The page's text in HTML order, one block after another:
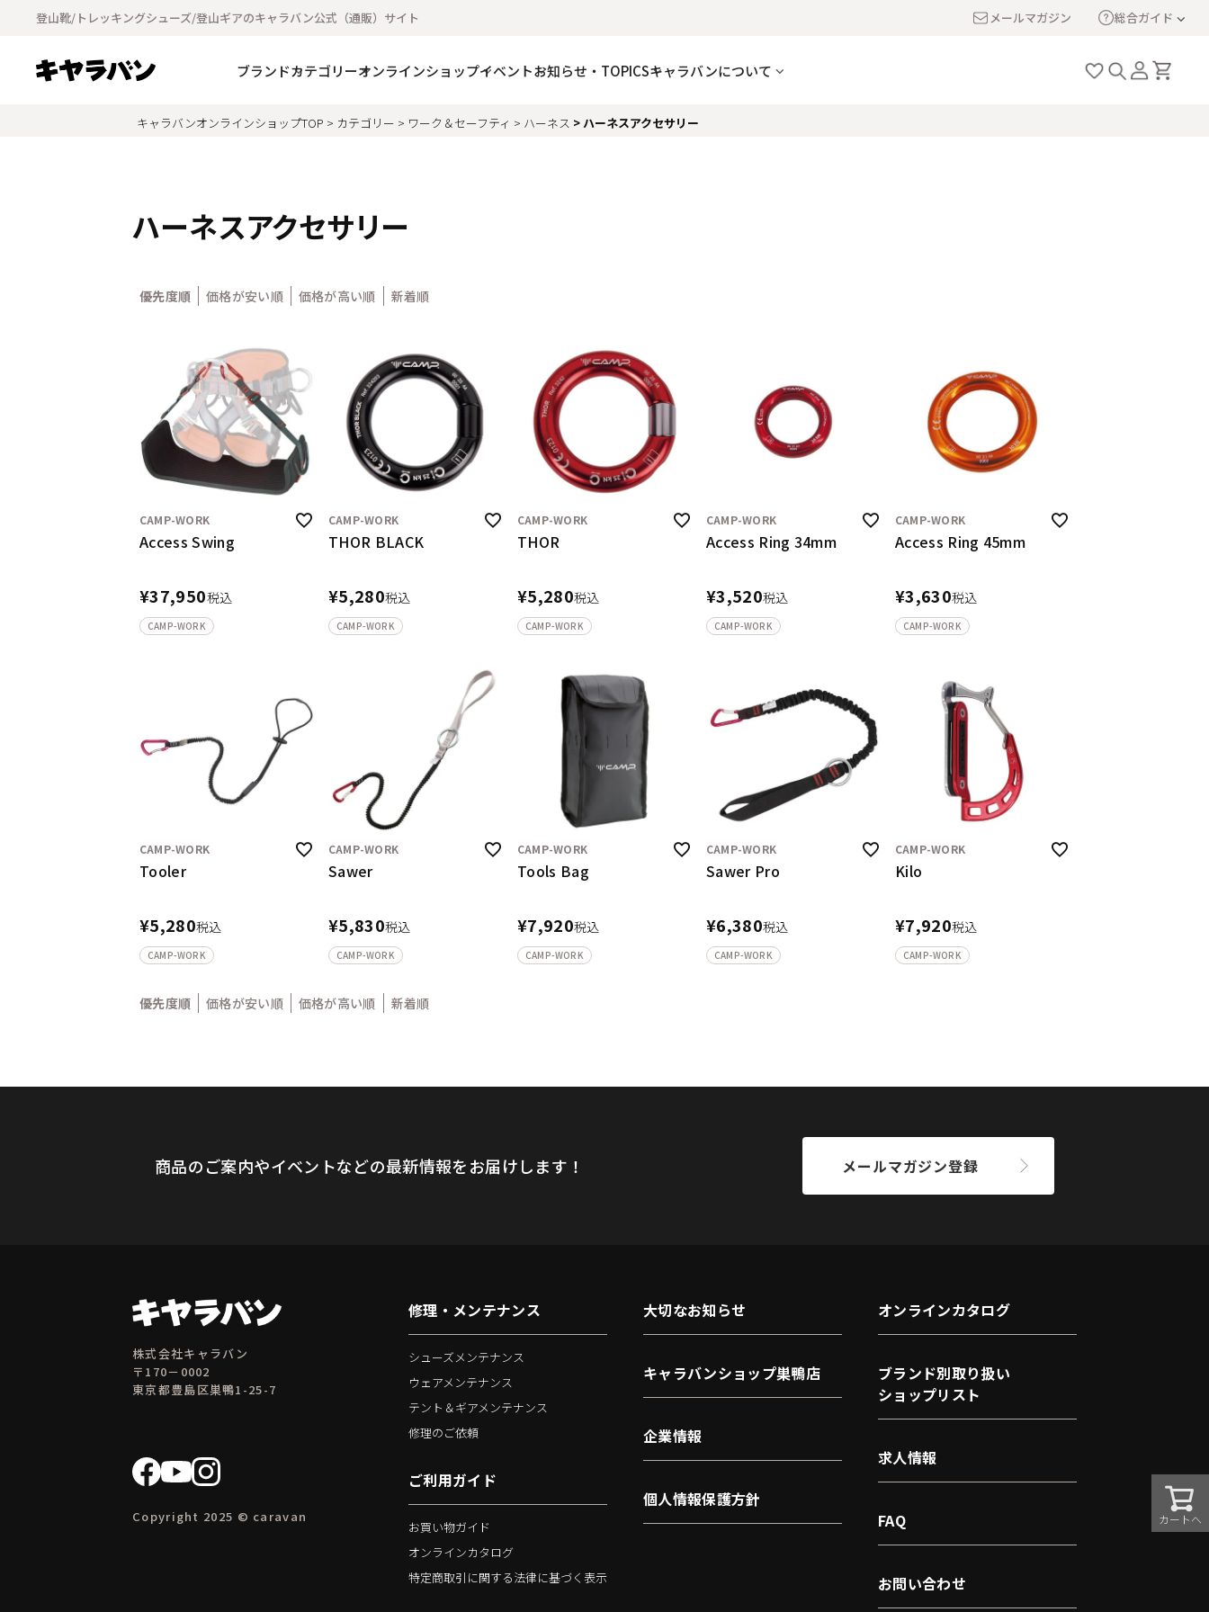
登山靴/トレッキングシューズ/登山ギアのキャラバン公式（通販）サイト メールマガジン 総合ガイド
ブランドカテゴリーオンラインショップイベントお知らせ・TOPICSキャラバンについて
キャラバンオンラインショップTOP カテゴリー ワーク＆セーフティ ハーネス ハーネスアクセサリー
ハーネスアクセサリー
優先度順 価格が安い順 価格が高い順 新着順
CAMP-WORK
Access Swing
¥37,950税込
CAMP-WORK
CAMP-WORK
THOR BLACK
¥5,280税込
CAMP-WORK
CAMP-WORK
THOR
¥5,280税込
CAMP-WORK
CAMP-WORK
Access Ring 34mm
¥3,520税込
CAMP-WORK
CAMP-WORK
Access Ring 45mm
¥3,630税込
CAMP-WORK
CAMP-WORK
Tooler
¥5,280税込
CAMP-WORK
CAMP-WORK
Sawer
¥5,830税込
CAMP-WORK
CAMP-WORK
Tools Bag
¥7,920税込
CAMP-WORK
CAMP-WORK
Sawer Pro
¥6,380税込
CAMP-WORK
CAMP-WORK
Kilo
¥7,920税込
CAMP-WORK
優先度順 価格が安い順 価格が高い順 新着順
カートへ
商品のご案内やイベントなどの最新情報をお届けします！ メールマガジン登録
株式会社キャラバン
〒170－0002
東京都豊島区巣鴨1-25-7
Copyright 2025 © caravan
修理・メンテナンス
シューズメンテナンス
ウェアメンテナンス
テント＆ギアメンテナンス
修理のご依頼
ご利用ガイド
お買い物ガイド
オンラインカタログ
特定商取引に関する法律に基づく表示
大切なお知らせ
キャラバンショップ巣鴨店
企業情報
個人情報保護方針
オンラインカタログ
ブランド別取り扱い
ショップリスト
求人情報
FAQ
お問い合わせ